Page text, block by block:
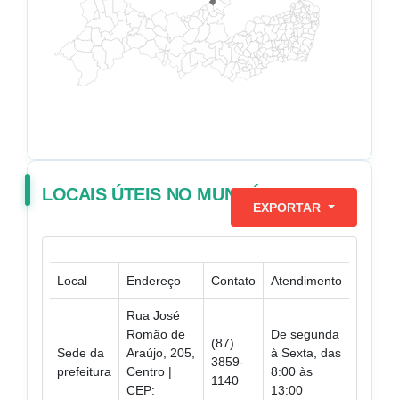
LOCAIS ÚTEIS NO MUNICÍPIO
EXPORTAR
Local Endereço Contato Atendimento
Sede da
prefeitura
Rua José
Romão de
Araújo, 205,
Centro |
CEP:
(87)
3859-
1140
De segunda
à Sexta, das
8:00 às
13:00